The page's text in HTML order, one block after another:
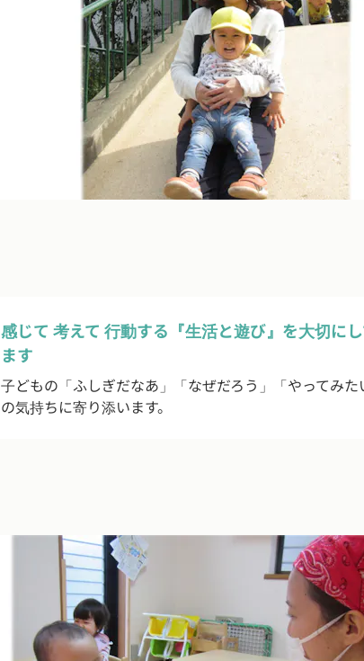
感じて 考えて 行動する『生活と遊び』を大切に
ます
子どもの「ふしぎだなあ」「なぜだろう」「やってみた
の気持ちに寄り添います。